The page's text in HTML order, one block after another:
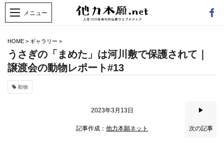
HOME > ギャラリー >
うさぎの「まめた」は河川敷で保護されて｜
譲渡会の動物レポート#13
動物
2023年3月13日
記事作成： 他力本願ネット
▶
次の記事